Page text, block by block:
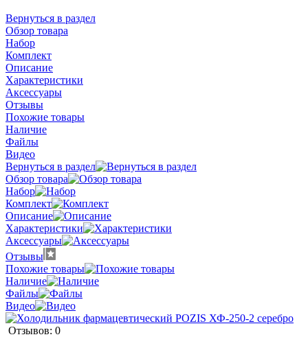
Вернуться в раздел
Обзор товара
Набор
Комплект
Описание
Характеристики
Аксессуары
Отзывы
Похожие товары
Наличие
Файлы
Видео
Вернуться в раздел
Обзор товара
Набор
Комплект
Описание
Характеристики
Аксессуары
Отзывы
Похожие товары
Наличие
Файлы
Видео
Отзывов: 0